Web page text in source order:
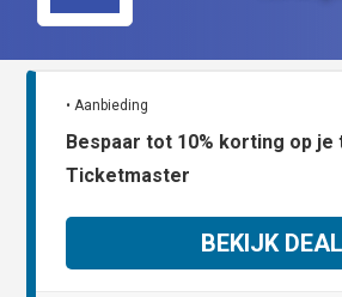
• Aanbieding
Bespaar tot 10% korting op
Ticketmaster
BEKIJK DEAL